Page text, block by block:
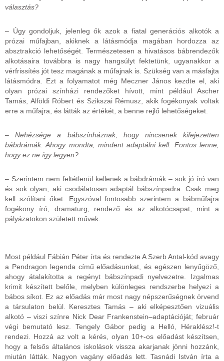
választás?
– Úgy gondoljuk, jelenleg ők azok a fiatal generációs alkotók a
prózai műfajban, akiknek a látásmódja magában hordozza az
absztrakció lehetőségét. Természetesen a hivatásos bábrendezők
alkotásaira továbbra is nagy hangsúlyt fektetünk, ugyanakkor a
vérfrissítés jót tesz magának a műfajnak is. Szükség van a másfajta
látásmódra. Ezt a folyamatot még Meczner János kezdte el, aki
olyan prózai színházi rendezőket hívott, mint például Ascher
Tamás, Alföldi Róbert és Szikszai Rémusz, akik fogékonyak voltak
erre a műfajra, és látták az értékét, a benne rejlő lehetőségeket.
– Nehézsége a bábszínháznak, hogy nincsenek kifejezetten
bábdrámák. Ahogy mondta, mindent adaptálni kell. Fontos lenne,
hogy ez ne így legyen?
– Szerintem nem feltétlenül kellenek a bábdrámák – sok jó író van
és sok olyan, aki csodálatosan adaptál bábszínpadra. Csak meg
kell szólítani őket. Egyszóval fontosabb szerintem a bábműfajra
fogékony író, dramaturg, rendező és az alkotócsapat, mint a
pályázatokon született művek.
Most például Fábián Péter írta és rendezte A Szerb Antal-kód avagy
a Pendragon legenda című előadásunkat, és egészen lenyűgöző,
ahogy átalakította a regényt bábszínpadi nyelvezetre. Izgalmas
krimit készített belőle, melyben különleges rendszerbe helyezi a
bábos síkot. Ez az előadás már most nagy népszerűségnek örvend
a társulaton belül. Keresztes Tamás – aki elképesztően vizuális
alkotó – viszi színre Nick Dear Frankenstein–adaptációját; február
végi bemutató lesz. Tengely Gábor pedig a Helló, Héraklész!-t
rendezi. Hozzá az volt a kérés, olyan 10+-os előadást készítsen,
hogy a felsős általános iskolások vissza akarjanak jönni hozzánk,
miután látták. Nagyon vagány előadás lett. Tasnádi István írta a